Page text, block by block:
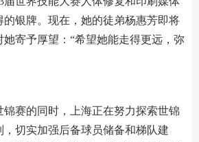
的银牌。现在，她的徒弟杨惠芳即将
寄予厚望：“希望她能走得更远，弥
锦赛的同时，上海正在努力探索世锦
切实加强后备球员储备和梯队建